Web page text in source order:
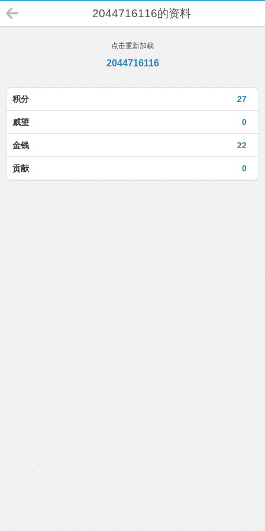
2044716116的资料
点击重新加载
2044716116
27
积分
0
威望
22
金钱
0
贡献